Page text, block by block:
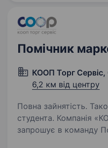
Помічник
КООП Торг
6,2 км від центру
Повна зайнятість.
студента. Компанія «КООП ТОРГ СЕРВІС»
запрошує в команду